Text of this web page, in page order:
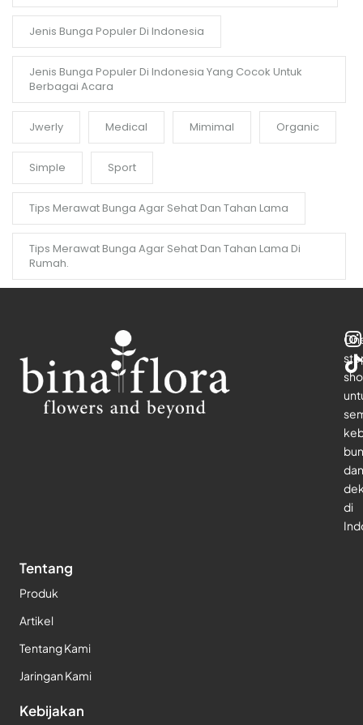
Jenis Bunga Populer Di Indonesia
Jenis Bunga Populer Di Indonesia Yang Cocok Untuk
Berbagai Acara
Jwerly Medical Mimimal Organic
Simple Sport
Tips Merawat Bunga Agar Sehat Dan Tahan Lama
Tips Merawat Bunga Agar Sehat Dan Tahan Lama Di
Rumah.
dan
di
Tentang
Produk
Artikel
Tentang Kami
Jaringan Kami
Kebijakan